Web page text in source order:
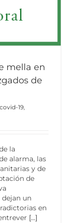
mella en
de
covid-19,
la
alarma, las
y de
de
dejan un
en
[...]